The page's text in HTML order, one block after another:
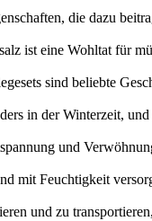
die dazu
ist eine Wohltat für
sind beliebte
in der Winterzeit,
und
mit Feuchtigkeit
und zu